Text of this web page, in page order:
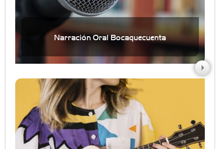
Narración Oral Bocaquecuenta